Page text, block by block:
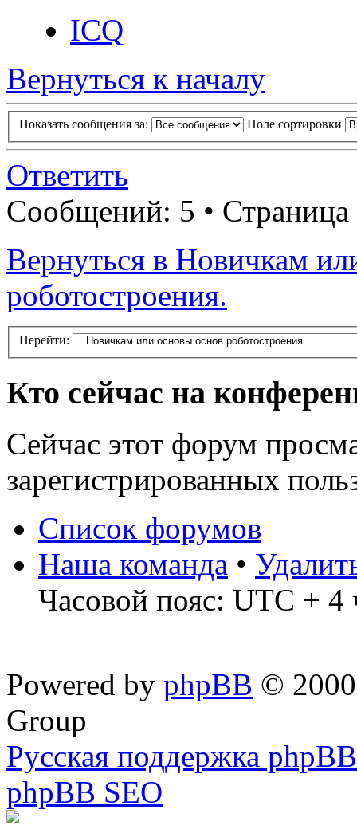
ICQ
Вернуться к началу
Показать сообщения за: Поле сортировки
Ответить
Сообщений: 5 • Страница
Вернуться в Новичкам
роботостроения.
Перейти:
Кто сейчас на
Сейчас этот форум
зарегистрированных
Список форумов
Наша команда •
Часовой пояс: UTC + 4
Powered by phpBB ©
Group
Русская поддержка phpBB
phpBB SEO